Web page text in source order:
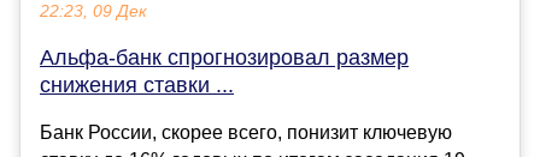
22:23, 09 Дек
Альфа-банк спрогнозировал размер
снижения ставки ...
Банк России, скорее всего, понизит ключевую